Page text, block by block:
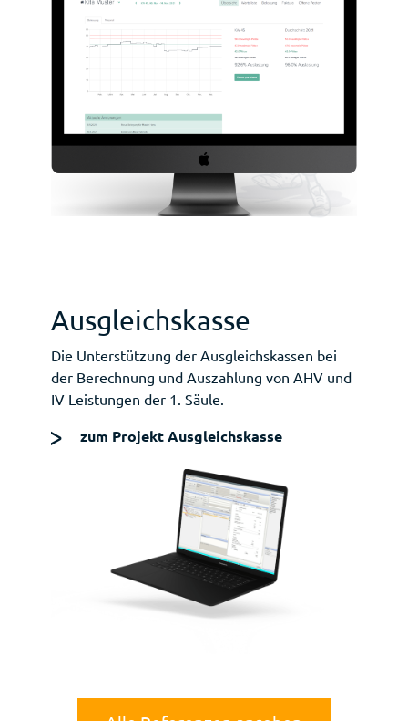
Ausgleichskasse
Die Unterstützung der Ausgleichskassen bei
der Berechnung und Auszahlung von AHV und
IV Leistungen der 1. Säule.
zum Projekt Ausgleichskasse